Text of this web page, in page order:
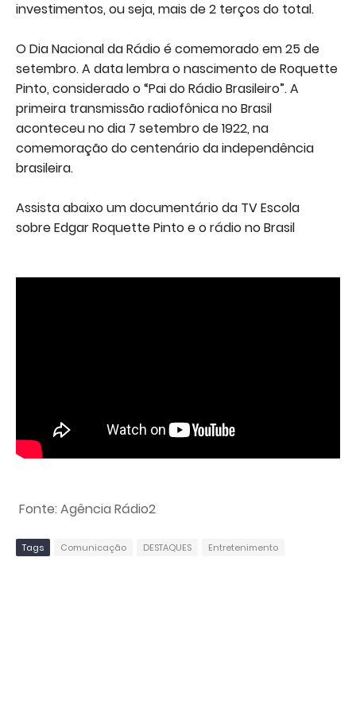
investimentos, ou seja, mais de 2 terços do total.
O Dia Nacional da Rádio é comemorado em 25 de
setembro. A data lembra o nascimento de Roquette
Pinto, considerado o “Pai do Rádio Brasileiro”. A
primeira transmissão radiofônica no Brasil
aconteceu no dia 7 setembro de 1922, na
comemoração do centenário da independência
brasileira.
Assista abaixo um documentário da TV Escola
sobre Edgar Roquette Pinto e o rádio no Brasil
Fonte: Agência Rádio2
Tags Comunicação DESTAQUES Entretenimento